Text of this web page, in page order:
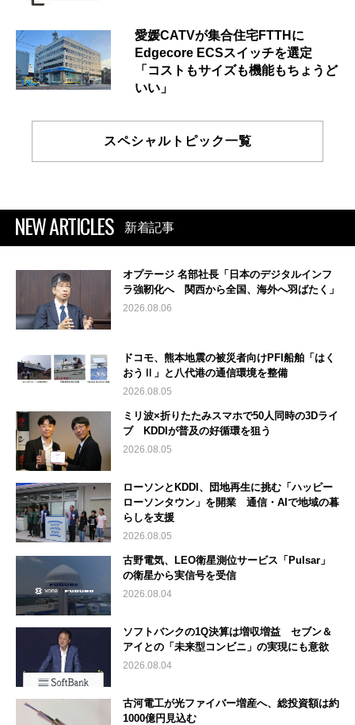
愛媛CATVが集合住宅FTTHに
Edgecore ECSスイッチを選定
「コストもサイズも機能もちょうど
いい」
スペシャルトピック一覧
NEW ARTICLES 新着記事
オプテージ 名部社長「日本のデジタルインフ
ラ強靭化へ 関西から全国、海外へ羽ばたく」
2026.08.06
ドコモ、熊本地震の被災者向けPFI船舶「はく
おうⅡ」と八代港の通信環境を整備
2026.08.05
ミリ波×折りたたみスマホで50人同時の3Dライ
ブ KDDIが普及の好循環を狙う
2026.08.05
ローソンとKDDI、団地再生に挑む「ハッピー
ローソンタウン」を開業 通信・AIで地域の暮
らしを支援
2026.08.05
古野電気、LEO衛星測位サービス「Pulsar」
の衛星から実信号を受信
2026.08.04
ソフトバンクの1Q決算は増収増益 セブン＆
アイとの「未来型コンビニ」の実現にも意欲
2026.08.04
古河電工が光ファイバー増産へ、総投資額は約
1000億円見込む